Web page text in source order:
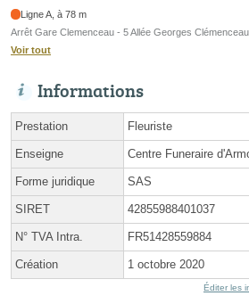
Ligne A, à 78 m
Arrêt Gare Clemenceau - 5 Allée Georges Clémenceau
Voir tout
Informations
Prestation Fleuriste
Enseigne Centre Funeraire
Forme juridique SAS
SIRET 42855988401037
N° TVA Intra. FR51428559884
Création 1 octobre 2020
Éditer les